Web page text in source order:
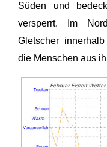
Süden und
versperrt. Im
Gletscher
die Menschen aus